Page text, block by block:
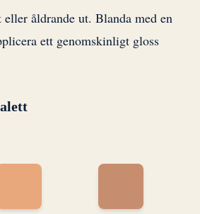
åldrande ut. Blanda med en
ett genomskinligt gloss